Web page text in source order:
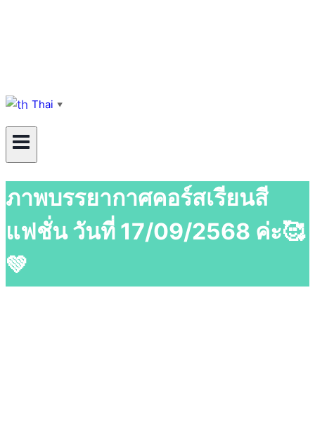
Thai ▼
ภาพบรรยากาศคอร์สเรียนสี
แฟชั่น วันที่ 17/09/2568 ค่ะ🥰
💚